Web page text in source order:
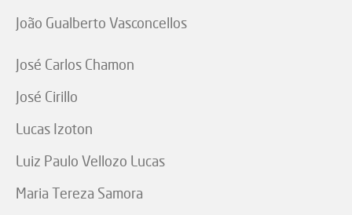
João Gualberto Vasconcellos
José Carlos Chamon
José Cirillo
Lucas Izoton
Luiz Paulo Vellozo Lucas
Maria Tereza Samora